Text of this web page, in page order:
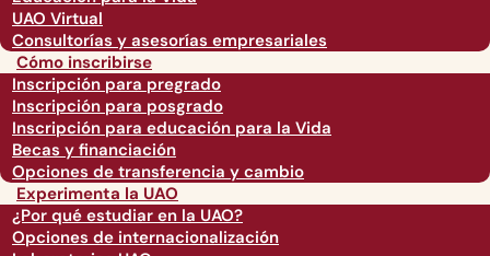
UAO Virtual
Consultorías y asesorías empresariales
Cómo inscribirse
Inscripción para pregrado
Inscripción para posgrado
Inscripción para educación para la Vida
Becas y financiación
Opciones de transferencia y cambio
Experimenta la UAO
¿Por qué estudiar en la UAO?
Opciones de internacionalización